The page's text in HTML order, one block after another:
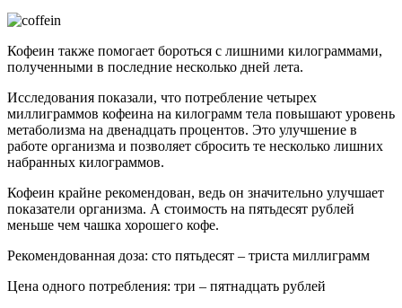
Кофеин также помогает бороться с лишними килограммами,
полученными в последние несколько дней лета.
Исследования показали, что потребление четырех
миллиграммов кофеина на килограмм тела повышают уровень
метаболизма на двенадцать процентов. Это улучшение в
работе организма и позволяет сбросить те несколько лишних
набранных килограммов.
Кофеин крайне рекомендован, ведь он значительно улучшает
показатели организма. А стоимость на пятьдесят рублей
меньше чем чашка хорошего кофе.
Рекомендованная доза: сто пятьдесят – триста миллиграмм
Цена одного потребления: три – пятнадцать рублей